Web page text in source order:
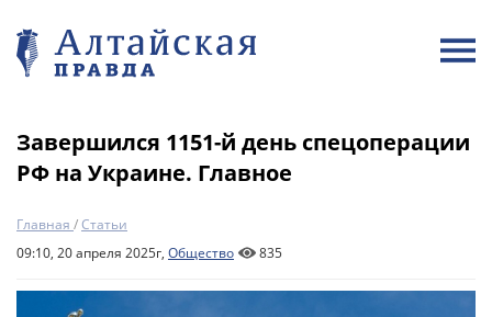
Завершился 1151-й день спецоперации
РФ на Украине. Главное
Главная /Статьи
09:10, 20 апреля 2025г, Общество 835